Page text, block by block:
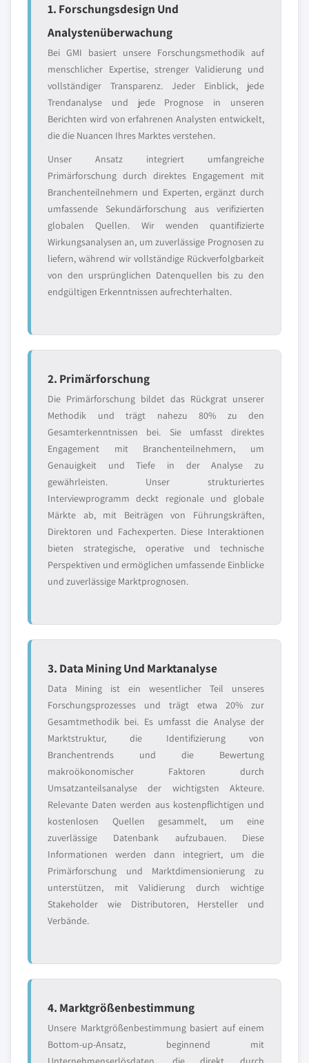
1. Forschungsdesign Und
Analystenüberwachung
Bei GMI basiert unsere Forschungsmethodik auf
menschlicher Expertise, strenger Validierung und
vollständiger Transparenz. Jeder Einblick, jede
Trendanalyse und jede Prognose in unseren
Berichten wird von erfahrenen Analysten entwickelt,
die die Nuancen Ihres Marktes verstehen.
Unser Ansatz integriert umfangreiche
Primärforschung durch direktes Engagement mit
Branchenteilnehmern und Experten, ergänzt durch
umfassende Sekundärforschung aus verifizierten
globalen Quellen. Wir wenden quantifizierte
Wirkungsanalysen an, um zuverlässige Prognosen zu
liefern, während wir vollständige Rückverfolgbarkeit
von den ursprünglichen Datenquellen bis zu den
endgültigen Erkenntnissen aufrechterhalten.
2. Primärforschung
Die Primärforschung bildet das Rückgrat unserer
Methodik und trägt nahezu 80% zu den
Gesamterkenntnissen bei. Sie umfasst direktes
Engagement mit Branchenteilnehmern, um
Genauigkeit und Tiefe in der Analyse zu
gewährleisten. Unser strukturiertes
Interviewprogramm deckt regionale und globale
Märkte ab, mit Beiträgen von Führungskräften,
Direktoren und Fachexperten. Diese Interaktionen
bieten strategische, operative und technische
Perspektiven und ermöglichen umfassende Einblicke
und zuverlässige Marktprognosen.
3. Data Mining Und Marktanalyse
Data Mining ist ein wesentlicher Teil unseres
Forschungsprozesses und trägt etwa 20% zur
Gesamtmethodik bei. Es umfasst die Analyse der
Marktstruktur, die Identifizierung von
Branchentrends und die Bewertung
makroökonomischer Faktoren durch
Umsatzanteilsanalyse der wichtigsten Akteure.
Relevante Daten werden aus kostenpflichtigen und
kostenlosen Quellen gesammelt, um eine
zuverlässige Datenbank aufzubauen. Diese
Informationen werden dann integriert, um die
Primärforschung und Marktdimensionierung zu
unterstützen, mit Validierung durch wichtige
Stakeholder wie Distributoren, Hersteller und
Verbände.
4. Marktgrößenbestimmung
Unsere Marktgrößenbestimmung basiert auf einem
Bottom-up-Ansatz, beginnend mit